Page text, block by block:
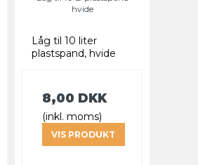
hvide
Låg til 10 liter
plastspand, hvide
8,00 DKK
(inkl. moms)
VIS PRODUKT